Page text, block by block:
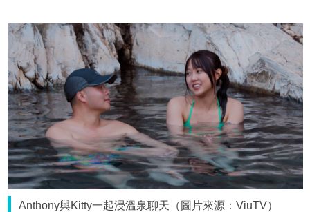
Anthony與Kitty一起浸溫泉聊天（圖片來源：ViuTV）